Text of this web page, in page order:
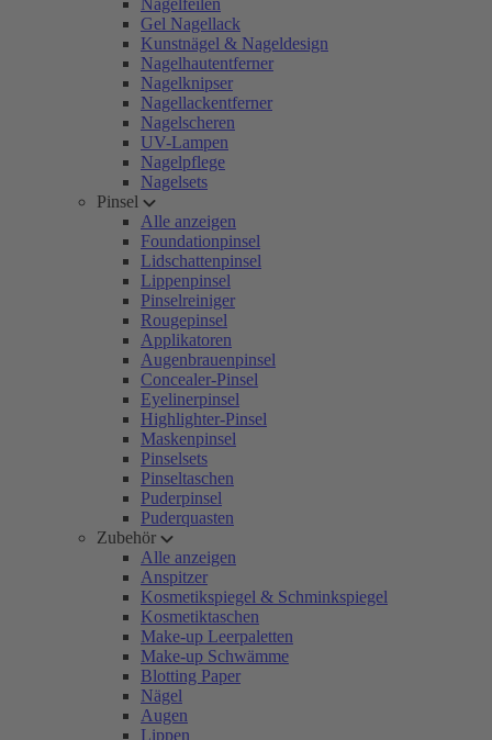
Nagelfeilen
Gel Nagellack
Kunstnägel & Nageldesign
Nagelhautentferner
Nagelknipser
Nagellackentferner
Nagelscheren
UV-Lampen
Nagelpflege
Nagelsets
Pinsel
Alle anzeigen
Foundationpinsel
Lidschattenpinsel
Lippenpinsel
Pinselreiniger
Rougepinsel
Applikatoren
Augenbrauenpinsel
Concealer-Pinsel
Eyelinerpinsel
Highlighter-Pinsel
Maskenpinsel
Pinselsets
Pinseltaschen
Puderpinsel
Puderquasten
Zubehör
Alle anzeigen
Anspitzer
Kosmetikspiegel & Schminkspiegel
Kosmetiktaschen
Make-up Leerpaletten
Make-up Schwämme
Blotting Paper
Nägel
Augen
Lippen